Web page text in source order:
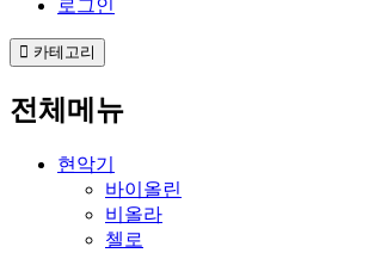
로그인
카테고리
전체메뉴
현악기
바이올린
비올라
첼로